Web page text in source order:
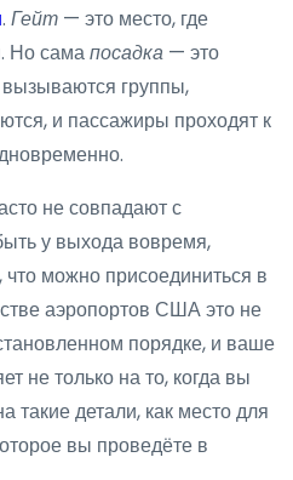
. Гейт — это место, где
Но самапосадка — это
группы,
и пассажиры проходят к
не совпадают с
у выхода вовремя,
можно присоединиться в
аэропортов США это не
порядке, и ваше
не только на то, когда вы
такие детали, как место для
вы проведёте в